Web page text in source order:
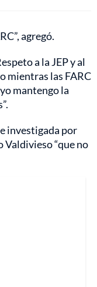
agregó.
a la JEP y al
mientras las FARC
mantengo la
investigada por
Valdivieso “que no